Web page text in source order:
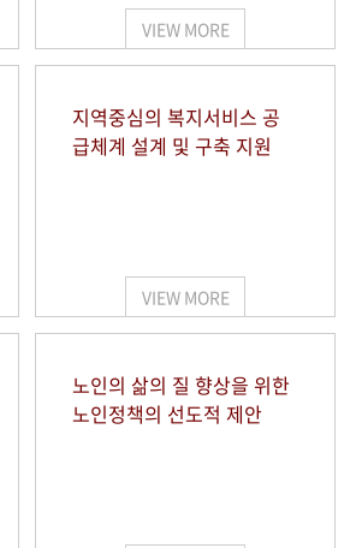
VIEW MORE
지역중심의 복지서비스 공
급체계 설계 및 구축 지원
VIEW MORE
노인의 삶의 질 향상을 위한
노인정책의 선도적 제안